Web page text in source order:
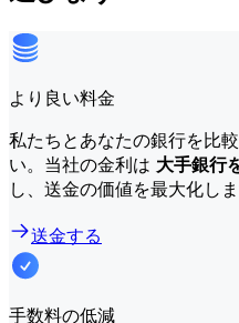
より良い料金
私たちとあなたの銀行を比
い。当社の金利は 大手銀行
し、送金の価値を最大化しま
送金する
手数料の低減